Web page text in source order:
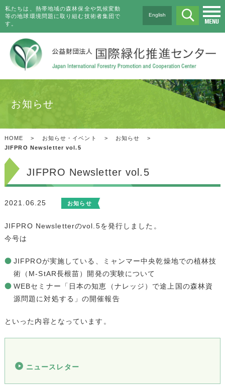
私たちは、熱帯地域の森林保全や気候変動
等の地球環境問題に取り組む技術者集団で
す。
English
お知らせ
HOME > お知らせ・イベント > お知らせ
>
JIFPRO Newsletter vol.5
JIFPRO Newsletter vol.5
2021.06.25 お知らせ
JIFPRO Newsletterのvol.5を発行しました。
今号は
JIFPROが実施している、ミャンマー中央乾燥地での植林技
術（M-StAR長根苗）開発の実験について
WEBセミナー「日本の知恵（ナレッジ）で途上国の森林資
源問題に対処する」の開催報告
といった内容となっています。
ニュースレター